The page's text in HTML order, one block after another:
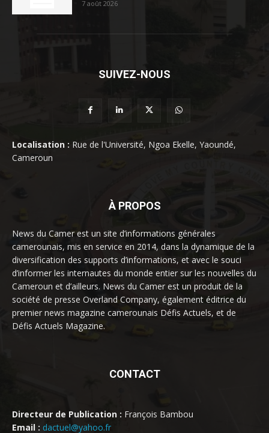
7 août 2026
SUIVEZ-NOUS
Localisation : Rue de l'Université, Ngoa Ekelle, Yaoundé,
Cameroun
À PROPOS
News du Camer est un site d’informations générales
camerounais, mis en service en 2014, dans la dynamique de la
diversification des supports d’informations, et avec le souci
d’informer les internautes du monde entier sur les nouvelles du
Cameroun et d’ailleurs. News du Camer est un produit de la
société de presse Overland Company, également éditrice du
premier news magazine camerounais Défis Actuels, et de
Défis Actuels Magazine.
CONTACT
Directeur de Publication : François Bambou
Email : dactuel@yahoo.fr